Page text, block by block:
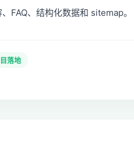
FAQ、结构化数据和 sitemap。
落地